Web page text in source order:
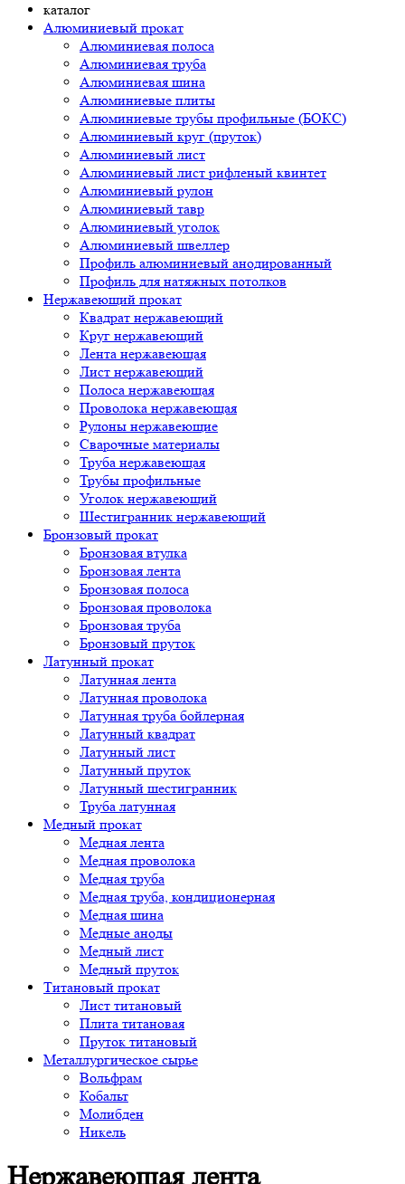
каталог
Алюминиевый прокат
Алюминиевая полоса
Алюминиевая труба
Алюминиевая шина
Алюминиевые плиты
Алюминиевые трубы профильные (БОКС)
Алюминиевый круг (пруток)
Алюминиевый лист
Алюминиевый лист рифленый квинтет
Алюминиевый рулон
Алюминиевый тавр
Алюминиевый уголок
Алюминиевый швеллер
Профиль алюминиевый анодированный
Профиль для натяжных потолков
Нержавеющий прокат
Квадрат нержавеющий
Круг нержавеющий
Лента нержавеющая
Лист нержавеющий
Полоса нержавеющая
Проволока нержавеющая
Рулоны нержавеющие
Сварочные материалы
Труба нержавеющая
Трубы профильные
Уголок нержавеющий
Шестигранник нержавеющий
Бронзовый прокат
Бронзовая втулка
Бронзовая лента
Бронзовая полоса
Бронзовая проволока
Бронзовая труба
Бронзовый пруток
Латунный прокат
Латунная лента
Латунная проволока
Латунная труба бойлерная
Латунный квадрат
Латунный лист
Латунный пруток
Латунный шестигранник
Труба латунная
Медный прокат
Медная лента
Медная проволока
Медная труба
Медная труба, кондиционерная
Медная шина
Медные аноды
Медный лист
Медный пруток
Титановый прокат
Лист титановый
Плита титановая
Пруток титановый
Металлургическое сырье
Вольфрам
Кобальт
Молибден
Никель
Нержавеющая лента